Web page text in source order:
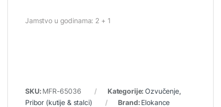
Jamstvo u godinama: 2 + 1
SKU:MFR-65036 Kategorije:Ozvučenje,
Pribor (kutije & stalci)
Brand:Elokance